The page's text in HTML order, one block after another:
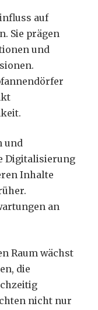
auf
Sie prägen
und
und
Digitalisierung
Inhalte
an
Raum wächst
die
nicht nur